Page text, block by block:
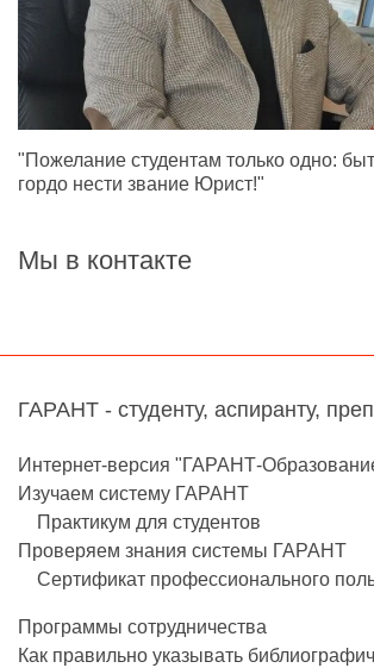
"Пожелание студентам только одно:
гордо нести звание Юрист!"
Мы в контакте
ГАРАНТ - студенту, аспиранту,
Интернет-версия "ГАРАНТ-
Изучаем систему ГАРАНТ
Практикум для студентов
Проверяем знания системы ГАРАНТ
Сертификат профессионального
Программы сотрудничества
Как правильно указывать